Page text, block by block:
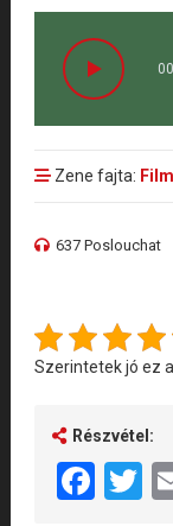
Zene fajta:
637 Poslouchat
Szerintetek jó ez
Részvétel: